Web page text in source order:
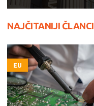
NAJČITANIJI ČLANCI
EU